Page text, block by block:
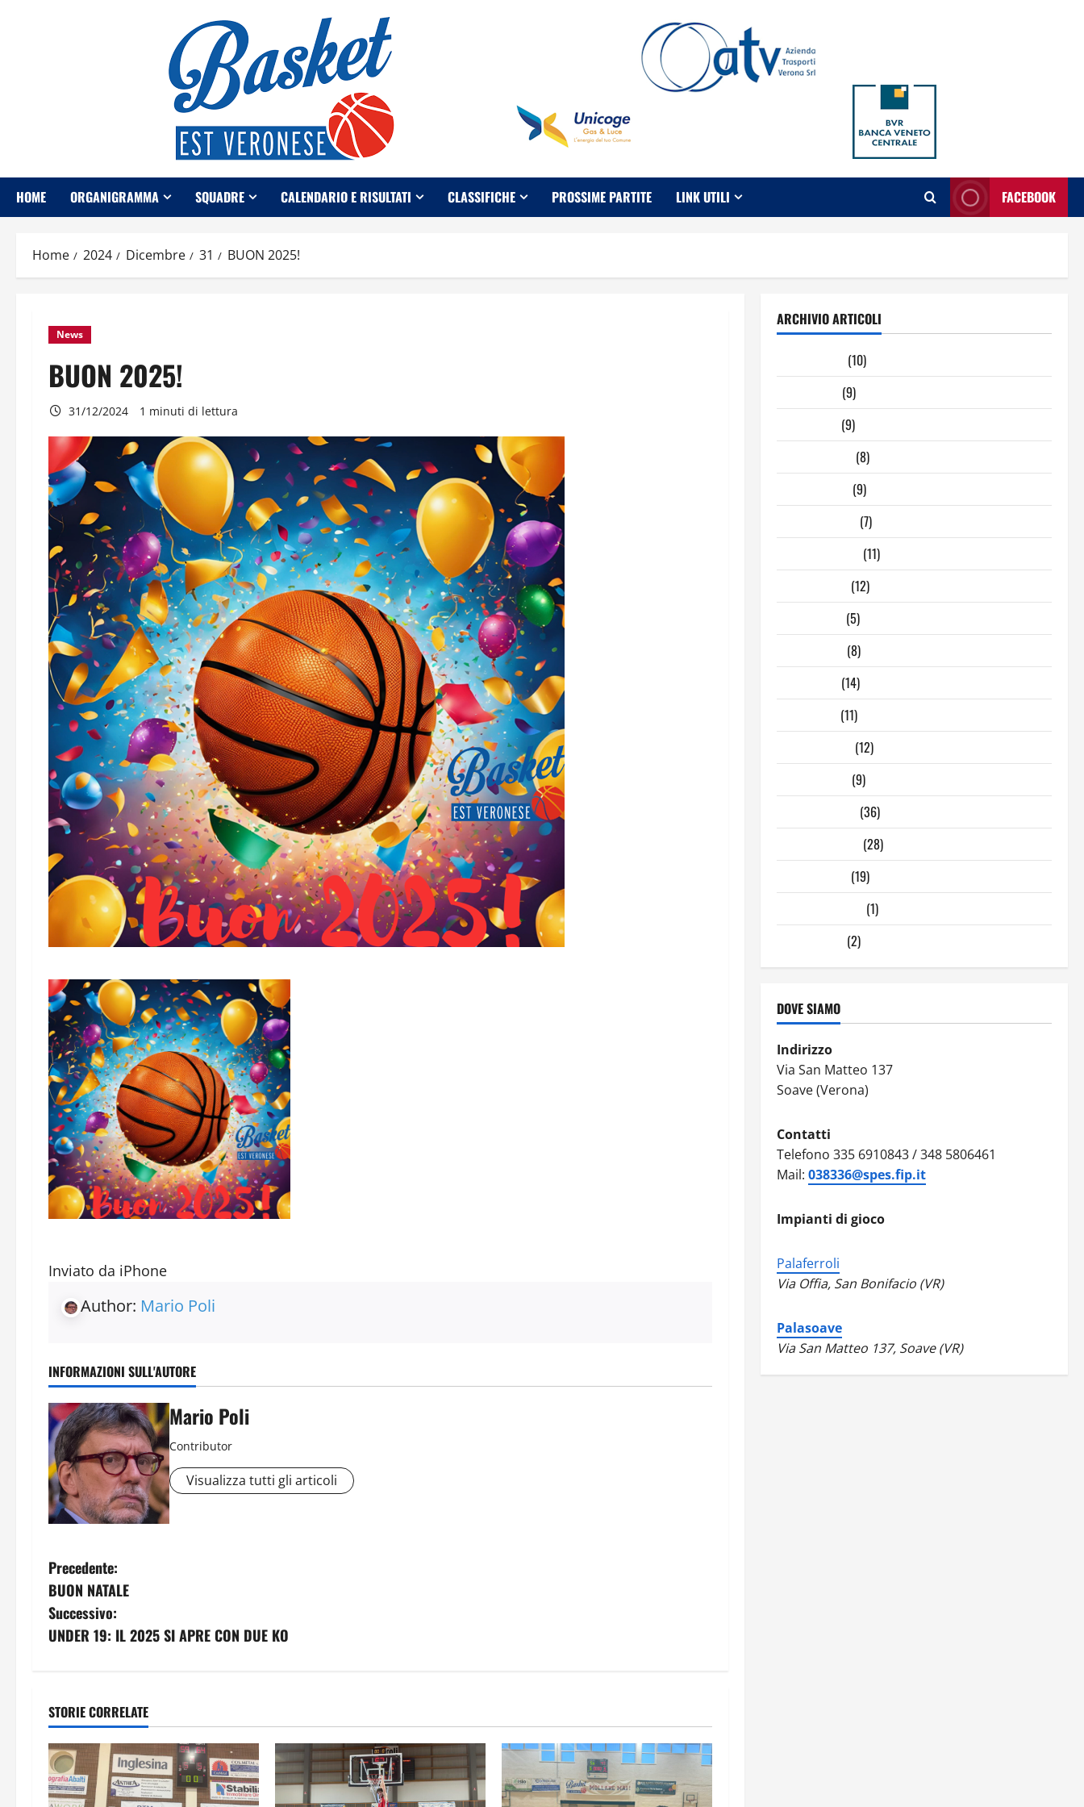
HOME ORGANIGRAMMA SQUADRE CALENDARIO E RISULTATI CLASSIFICHE PROSSIME PARTITE LINK UTILI FACEBOOK
Home 2024 Dicembre 31 BUON 2025!
News
BUON 2025!
31/12/2024 1 minuti di lettura
Inviato da iPhone
Author: Mario Poli
INFORMAZIONI SULL'AUTORE
Mario Poli
Contributor
Visualizza tutti gli articoli
N
a
v
g
a
z
Precedente:
BUON NATALE
Successivo:
UNDER 19: IL 2025 SI APRE CON DUE KO
STORIE CORRELATE
ARCHIVIO ARTICOLI
(10)
(9)
(9)
(8)
(9)
(7)
(11)
(12)
(5)
(8)
(14)
(11)
(12)
(9)
(36)
(28)
(19)
(1)
(2)
DOVE SIAMO
Indirizzo
Via San Matteo 137
Soave (Verona)
Contatti
Telefono 335 6910843 / 348 5806461
Mail: 038336@spes.fip.it
Impianti di gioco
Palaferroli
Via Offia, San Bonifacio (VR)
Palasoave
Via San Matteo 137, Soave (VR)